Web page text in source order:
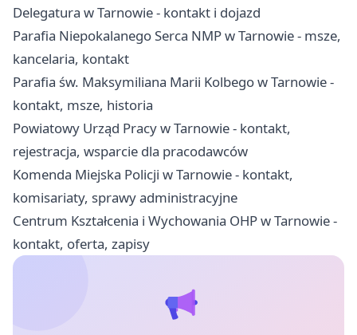
Delegatura w Tarnowie - kontakt i dojazd
Parafia Niepokalanego Serca NMP w Tarnowie - msze,
kancelaria, kontakt
Parafia św. Maksymiliana Marii Kolbego w Tarnowie -
kontakt, msze, historia
Powiatowy Urząd Pracy w Tarnowie - kontakt,
rejestracja, wsparcie dla pracodawców
Komenda Miejska Policji w Tarnowie - kontakt,
komisariaty, sprawy administracyjne
Centrum Kształcenia i Wychowania OHP w Tarnowie -
kontakt, oferta, zapisy